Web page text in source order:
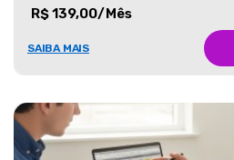
R$ 139,00/Mês
SAIBA MAIS